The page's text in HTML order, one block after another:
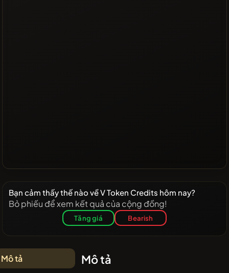
Bạn cảm thấy thế nào về V Token Credits hôm nay?
Bỏ phiếu để xem kết quả của cộng đồng!
Tăng giá Bearish
Mô tả Mô tả